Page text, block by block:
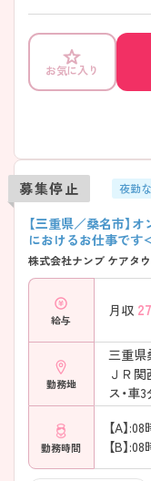
ますのでお気軽にお問い
お気に入り
募集停止 夜勤
【三重県／桑名市】
におけるお仕事です
株式会社ナンブ ケアタ
給与
月収
勤務地
三重県
ＪＲ
ス・車
勤務時間
【A】
【B】